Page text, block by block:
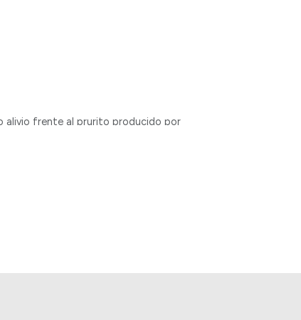
alivio frente al prurito producido por
reacciones alérgicas a diversas